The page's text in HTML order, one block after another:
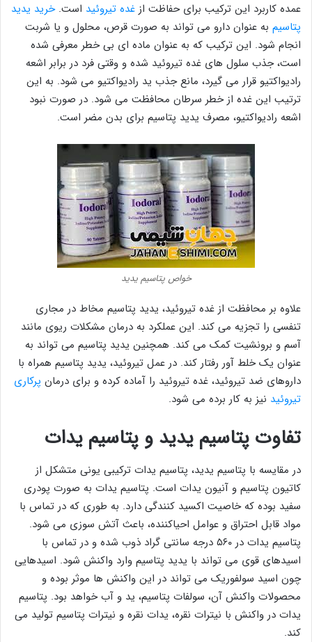
عمده کاربرد این ترکیب برای حفاظت از غده تیروئید است.خرید یدید
پتاسیم به عنوان دارو می تواند به صورت قرص، محلول و یا شربت
انجام شود. این ترکیب که به عنوان ماده ای بی خطر معرفی شده
است، جذب سلول های غده تیروئید شده و وقتی فرد در برابر اشعه
رادیواکتیو قرار می گیرد، مانع جذب ید رادیواکتیو می شود. به این
ترتیب این غده از خطر سرطان محافظت می شود. در صورت نبود
اشعه رادیواکتیو، مصرف یدید پتاسیم برای بدن مضر است.
خواص پتاسیم یدید
علاوه بر محافظت از غده تیروئید، یدید پتاسیم مخاط در مجاری
تنفسی را تجزیه می کند. این عملکرد به درمان مشکلات ریوی مانند
آسم و برونشیت کمک می کند. همچنین یدید پتاسیم می تواند به
عنوان یک خلط آور رفتار کند. در عمل تیروئید، یدید پتاسیم همراه با
داروهای ضد تیروئید، غده تیروئید را آماده کرده و برای درمان پرکاری
تیروئید نیز به کار برده می شود.
تفاوت پتاسیم یدید و پتاسیم یدات
در مقایسه با پتاسیم یدید، پتاسیم یدات ترکیبی یونی متشکل از
کاتیون پتاسیم و آنیون یدات است. پتاسیم یدات به صورت پودری
سفید بوده که خاصیت اکسید کنندگی دارد. به طوری که در تماس با
مواد قابل احتراق و عوامل احیاکننده، باعث آتش سوزی می شود.
پتاسیم یدات در ۵۶۰ درجه سانتی گراد ذوب شده و در تماس با
اسیدهای قوی می تواند با یدید پتاسیم وارد واکنش شود. اسیدهایی
چون اسید سولفوریک می تواند در این واکنش ها موثر بوده و
محصولات واکنش آن، سولفات پتاسیم، ید و آب خواهد بود. پتاسیم
یدات در واکنش با نیترات نقره، یدات نقره و نیترات پتاسیم تولید می
کند.